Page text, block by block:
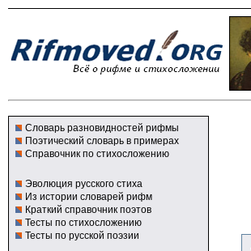
Словарь разновидностей рифмы
Поэтический словарь в примерах
Справочник по стихосложению
Эволюция русского стиха
Из истории словарей рифм
Краткий справочник поэтов
Тесты по стихосложению
Тесты по русской поэзии